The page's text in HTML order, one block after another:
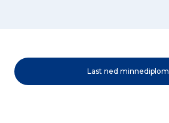
Last ned minnediplom
Norsk bokmål